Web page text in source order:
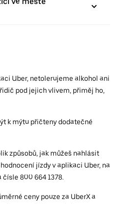
Uber, netolerujeme alkohol ani
pod jejich vlivem, přiměj ho,
k mýtu přičteny dodatečné
způsobů, jak můžeš nahlásit
jízdy v aplikaci Uber, na
čísle 800 664 1378.
ceny pouze za UberX a